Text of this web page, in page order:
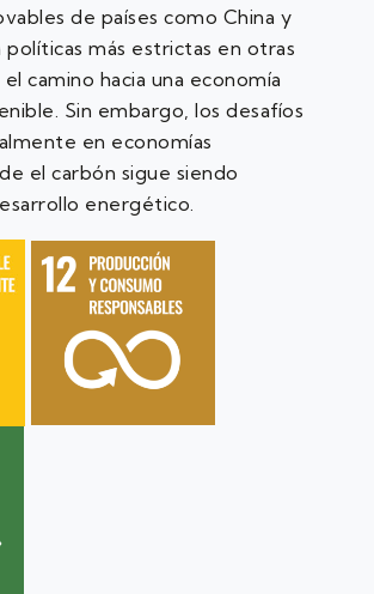
de países como China y
políticas más estrictas en otras
camino hacia una economía
Sin embargo, los desafíos
en economías
el carbón sigue siendo
energético.